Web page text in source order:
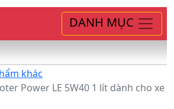
DANH MỤC
khác
Power LE 5W40 1 lít dành cho xe